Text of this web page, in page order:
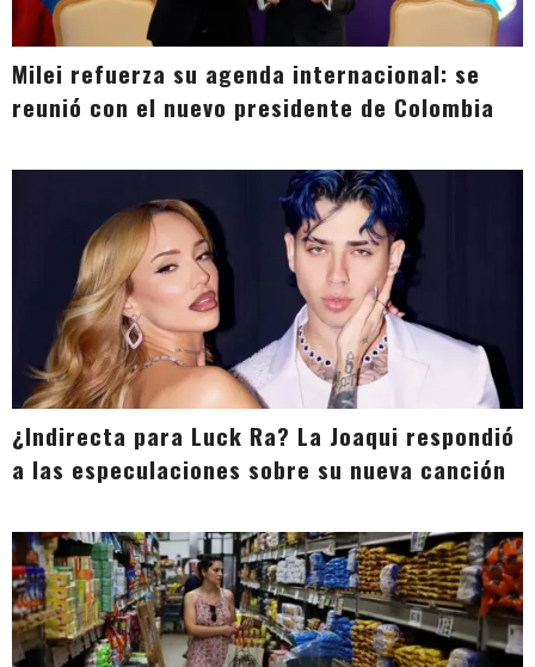
Milei refuerza su agenda internacional: se
reunió con el nuevo presidente de Colombia
¿Indirecta para Luck Ra? La Joaqui respondió
a las especulaciones sobre su nueva canción